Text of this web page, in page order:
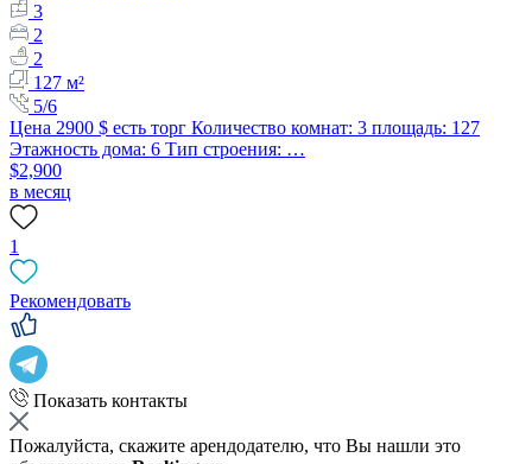
3
2
2
127 м²
5/6
Цена 2900 $ есть торг Количество комнат: 3 площадь: 127
Этажность дома: 6 Тип строения: …
$2,900
в месяц
1
Рекомендовать
Показать контакты
Пожалуйста, скажите арендодателю, что Вы нашли это